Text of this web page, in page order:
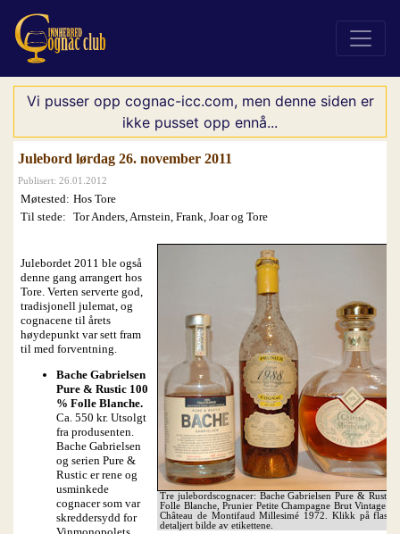
Vi pusser opp cognac-icc.com, men denne siden er
ikke pusset opp ennå...